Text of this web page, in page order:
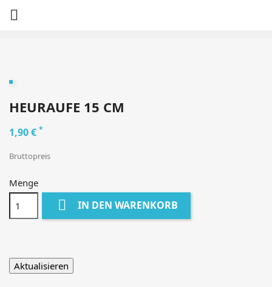

HEURAUFE 15 CM
1,90 € *
Bruttopreis
Menge
 IN DEN WARENKORB